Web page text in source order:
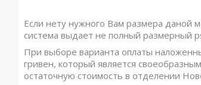
Если нету нужного Вам размера даной
система выдает не полный размерный
При выборе варианта оплаты
гривен, который является
остаточную стоимость в отделении